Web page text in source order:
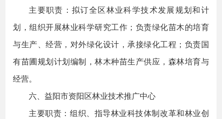
主要职责：拟订全区林业科学技术发展规划和计
划，组织开展林业科学研究工作；负责绿化苗木的培育
与生产、经营，对外绿化设计，承接绿化工程；负责国
有苗圃规划计划编制，林木种苗生产供应，森林培育与
经营。
六、益阳市资阳区林业技术推广中心
主要职责：组织、指导林业科技体制改革和林业创